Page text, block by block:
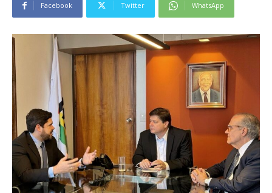
Facebook Twitter WhatsApp